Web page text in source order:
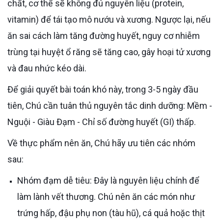
chất, cơ thể sẽ không đủ nguyên liệu (protein,
vitamin) để tái tạo mô nướu và xương. Ngược lại, nếu
ăn sai cách làm tăng đường huyết, nguy cơ nhiễm
trùng tại huyệt ổ răng sẽ tăng cao, gây hoại tử xương
và đau nhức kéo dài.
Để giải quyết bài toán khó này, trong 3-5 ngày đầu
tiên, Chú cần tuân thủ nguyên tắc dinh dưỡng: Mềm -
Nguội - Giàu Đạm - Chỉ số đường huyết (GI) thấp.
Về thực phẩm nên ăn, Chú hãy ưu tiên các nhóm
sau:
Nhóm đạm dễ tiêu: Đây là nguyên liệu chính để
làm lành vết thương. Chú nên ăn các món như
trứng hấp, đậu phụ non (tàu hũ), cá quả hoặc thịt